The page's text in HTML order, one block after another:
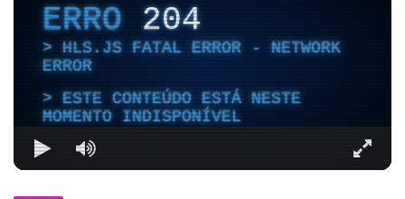
ERRO204
HLS.JS FATAL ERROR - NETWORK
ERROR
ESTE CONTEÚDO ESTÁ NESTE
MOMENTO INDISPONÍVEL